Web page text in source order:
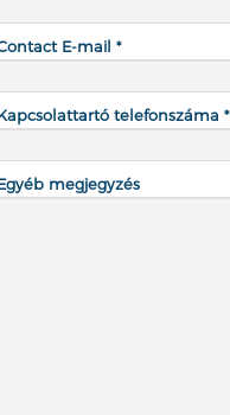
E-mail *
telefonszáma *
megjegyzés